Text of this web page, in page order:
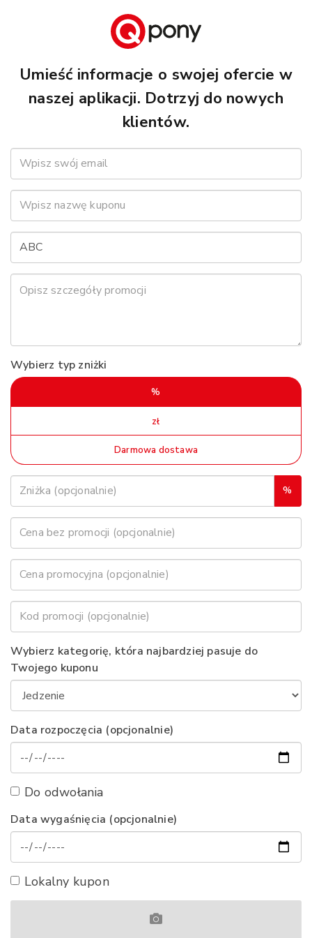
Umieść informacje o swojej ofercie w
naszej aplikacji. Dotrzyj do nowych
klientów.
Wybierz typ zniżki
%
zł
Darmowa dostawa
%
Wybierz kategorię, która najbardziej pasuje do
Twojego kuponu
Data rozpoczęcia (opcjonalnie)
Do odwołania
Data wygaśnięcia (opcjonalnie)
Lokalny kupon